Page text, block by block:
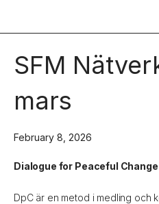
SFM
mars
February 8, 2026
Dialogue for Peaceful Change
DpC är en metod i medling och